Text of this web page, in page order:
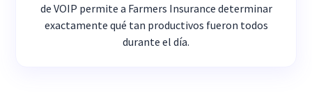
de VOIP permite a Farmers Insurance determinar
exactamente qué tan productivos fueron todos
durante el día.